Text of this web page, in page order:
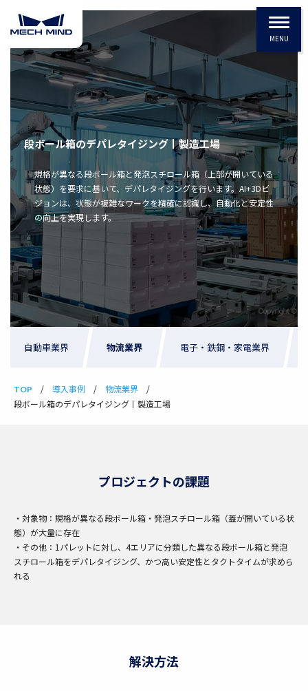
MENU
段ボール箱のデパレタイジング丨製造工場
規格が異なる段ボール箱と発泡スチロール箱（上部が開いている
状態）を要求に基いて、デパレタイジングを行います。AI+3Dビ
ジョンは、状態が複雑なワークを精確に認識し、自動化と安定性
の向上を実現します。
自動車業界 物流業界 電子・鉄鋼・家電業界
TOP 導入事例
物流業界
段ボール箱のデパレタイジング丨製造工場
プロジェクトの課題
・対象物：規格が異なる段ボール箱・発泡スチロール箱（蓋が開いている状
態）が大量に存在
・その他：1パレットに対し、4エリアに分類した異なる段ボール箱と発泡
スチロール箱をデパレタイジング、かつ高い安定性とタクトタイムが求めら
れる
解決方法